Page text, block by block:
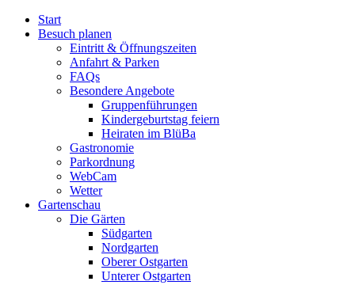
Start
Besuch planen
Eintritt & Öffnungszeiten
Anfahrt & Parken
FAQs
Besondere Angebote
Gruppenführungen
Kindergeburtstag feiern
Heiraten im BlüBa
Gastronomie
Parkordnung
WebCam
Wetter
Gartenschau
Die Gärten
Südgarten
Nordgarten
Oberer Ostgarten
Unterer Ostgarten